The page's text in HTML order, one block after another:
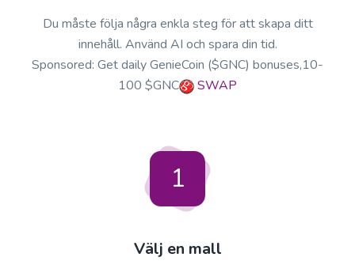
Du måste följa några enkla steg för att skapa ditt
innehåll. Använd AI och spara din tid.
Sponsored: Get daily GenieCoin ($GNC) bonuses,10-
100 $GNC
SWAP
1
Välj en mall